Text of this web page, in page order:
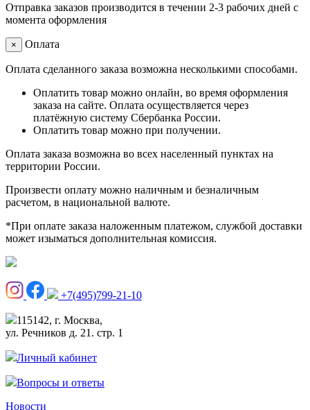
Отправка заказов производится в течении 2-3 рабочих дней с
момента оформления
× Оплата
Оплата сделанного заказа возможна несколькими способами.
Оплатить товар можно онлайн, во время оформления
заказа на сайте. Оплата осуществляется через
платёжную систему Сбербанка России.
Оплатить товар можно при получении.
Оплата заказа возможна во всех населенный пунктах на
территории России.
Произвести оплату можно наличным и безналичным
расчетом, в национальной валюте.
*При оплате заказа наложенным платежом, службой доставки
может изыматься дополнительная комиссия.
+7(495)799-21-10
115142, г. Москва,
ул. Речников д. 21. стр. 1
Личный кабинет
Вопросы и ответы
Новости